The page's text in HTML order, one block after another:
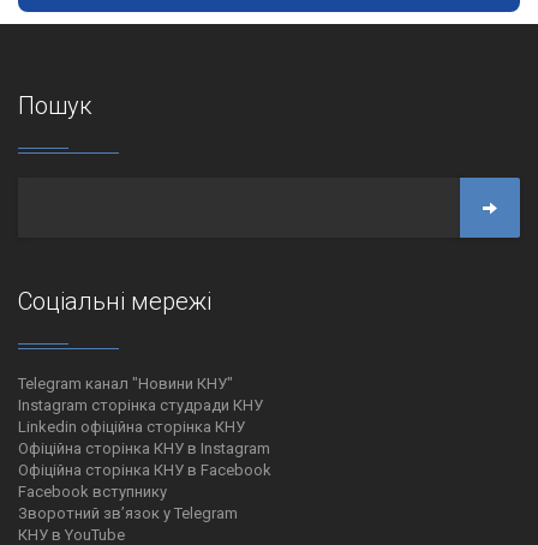
Пошук
Соціальні мережі
Telegram канал "Новини КНУ"
Instagram сторінка студради КНУ
Linkedin офіційна сторінка КНУ
Офіційна сторінка КНУ в Instagram
Офіційна сторінка КНУ в Facebook
Facebook вступнику
Зворотний зв’язок у Telegram
КНУ в YouTube